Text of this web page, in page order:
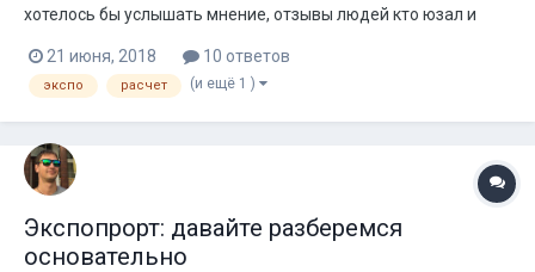
хотелось бы услышать мнение, отзывы людей кто юзал и
шире и роанее чем у фи и басс более глубокий. Планирую
повседнев, что посоветуете в расчетах и какие подводные
камни могут всплыт...
21 июня, 2018 10 ответов
экспо расчет (и ещё 1 )
Экспопрорт: давайте разберемся
основательно